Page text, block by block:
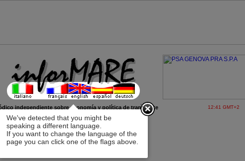
We've detected that you might be
speaking a different language.
If you want to change the language of the
page you can click one of the flags above.
x
independiente sobre economía y política de transporte 12:41 GMT+2